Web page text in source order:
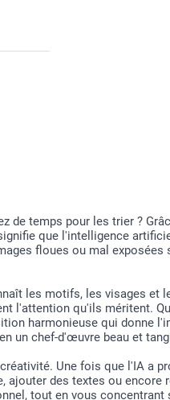
créations“
temps pour les trier ?
que l'intelligence
floues ou mal
les motifs, les visages et
l'attention qu'ils méritent.
harmonieuse qui donne
un chef-d'œuvre beau et
Une fois que l'IA a
des textes ou
tout en vous